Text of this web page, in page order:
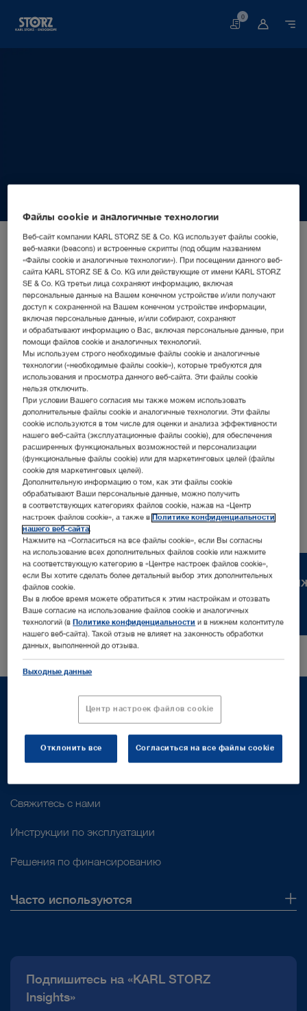
Корзина
0
Главная
Информация о компании
Территориальные подразделения
Чили, Сантьяго: KARL STORZ Endoscopia Chile SpA
СБЫТОВАЯ И МАРКЕТИНГОВАЯ КОМПАНИЯ
KARL STORZ Endoscopia Chile
SpA
Адрес:
KARL STORZ Endoscopia Chile SpA
Los Militares 4611
7561968 Santiago | Chile
Телефон: +56 2 3328 2882
Карьера
Поддержка
Свяжитесь с нами
Инструкции по эксплуатации
Решения по финансированию
Часто используются
Горячая линия по вопросам комплаенс
Подпишитесь на «KARL STORZ
Insights»
Файлы cookie и аналогичные технологии
Веб-сайт компании KARL STORZ SE & Co. KG использует файлы cookie,
веб-маяки (beacons) и встроенные скрипты (под общим названием
«Файлы cookie и аналогичные технологии»). При посещении данного веб-
сайта KARL STORZ SE & Co. KG или действующие от имени KARL STORZ
SE & Co. KG третьи лица сохраняют информацию, включая
персональные данные на Вашем конечном устройстве и/или получают
доступ к сохраненной на Вашем конечном устройстве информации,
включая персональные данные, и/или собирают, сохраняют
и обрабатывают информацию о Вас, включая персональные данные, при
помощи файлов cookie и аналогичных технологий.
Мы используем строго необходимые файлы cookie и аналогичные
технологии («необходимые файлы cookie»), которые требуются для
использования и просмотра данного веб-сайта. Эти файлы cookie
нельзя отключить.
При условии Вашего согласия мы также можем использовать
дополнительные файлы cookie и аналогичные технологии. Эти файлы
cookie используются в том числе для оценки и анализа эффективности
нашего веб-сайта (эксплуатационные файлы cookie), для обеспечения
расширенных функциональных возможностей и персонализации
(функциональные файлы cookie) или для маркетинговых целей (файлы
cookie для маркетинговых целей).
Дополнительную информацию о том, как эти файлы cookie
обрабатывают Ваши персональные данные, можно получить
в соответствующих категориях файлов cookie, нажав на «Центр
настроек файлов cookie», а также вПолитике конфиденциальности
нашего веб-сайта.
Нажмите на «Согласиться на все файлы cookie», если Вы согласны
на использование всех дополнительных файлов cookie или нажмите
на соответствующую категорию в «Центре настроек файлов cookie»,
если Вы хотите сделать более детальный выбор этих дополнительных
файлов cookie.
Вы в любое время можете обратиться к этим настройкам и отозвать
Ваше согласие на использование файлов cookie и аналогичных
технологий (вПолитике конфиденциальности и в нижнем колонтитуле
нашего веб-сайта). Такой отзыв не влияет на законность обработки
данных, выполненной до отзыва.
Выходные данные
Центр настроек файлов cookie
Отклонить все Согласиться на все файлы cookie